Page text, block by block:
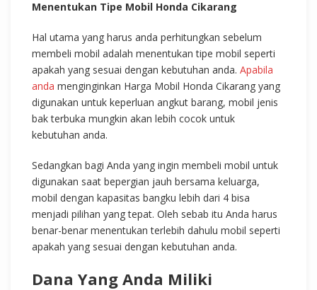
Menentukan Tipe Mobil Honda Cikarang
Hal utama yang harus anda perhitungkan sebelum
membeli mobil adalah menentukan tipe mobil seperti
apakah yang sesuai dengan kebutuhan anda. Apabila
anda menginginkan Harga Mobil Honda Cikarang yang
digunakan untuk keperluan angkut barang, mobil jenis
bak terbuka mungkin akan lebih cocok untuk
kebutuhan anda.
Sedangkan bagi Anda yang ingin membeli mobil untuk
digunakan saat bepergian jauh bersama keluarga,
mobil dengan kapasitas bangku lebih dari 4 bisa
menjadi pilihan yang tepat. Oleh sebab itu Anda harus
benar-benar menentukan terlebih dahulu mobil seperti
apakah yang sesuai dengan kebutuhan anda.
Dana Yang Anda Miliki